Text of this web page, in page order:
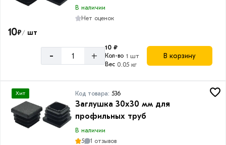
В наличии
Нет оценок
10₽/ шт
- +
10 ₽
Кол-во 1 шт
Вес 0.05 кг
В корзину
Хит Код товара: 536
Заглушка 30х30 мм для
профильных труб
В наличии
5
1 отзывов